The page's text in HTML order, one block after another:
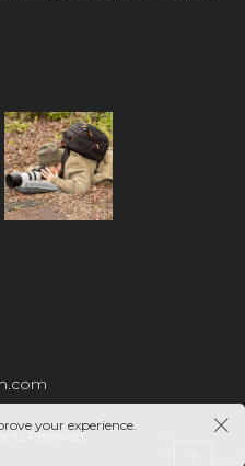
Reserved.
your experience.